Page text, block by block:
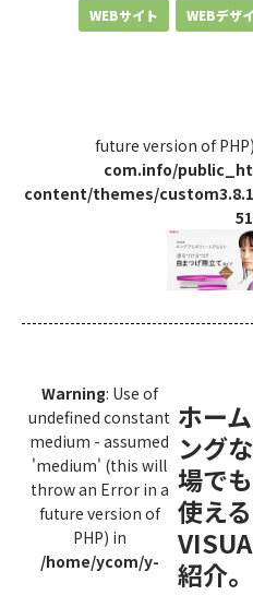
WEBサイト WEBデザ
future version of
com.info/
content/themes/
51
ホー
ング
場で
使える
紹介。
Warning: Use of
undefined constant
medium - assumed
'medium' (this will
throw an Error in a
future version of
PHP) in
/home/ycom/y-